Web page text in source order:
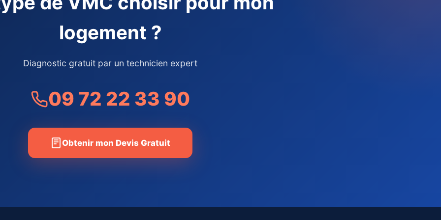
logement ?
Diagnostic gratuit par un technicien expert
09 72 22 33 90
Obtenir mon Devis Gratuit